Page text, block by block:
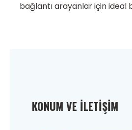
bağlantı arayanlar için ideal
KONUM VE İLETIŞIM